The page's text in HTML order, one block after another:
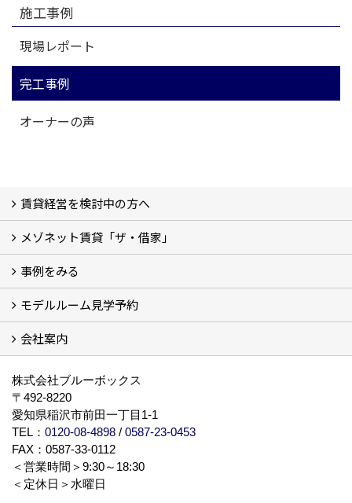
施工事例
現場レポート
完工事例
オーナーの声
賃貸経営を検討中の方へ
私たちの考え方
賃貸経営の成功学
様々な無料サービス
相続税とは
よくあるご質問
メゾネット賃貸「ザ・借家」
ザ・借家について詳しく知る (2)
事例をみる
建設中の現場レポート
完成した建物を見てみる
オーナーの声
モデルルーム見学予約
モデルルーム見学予約
会社案内
株式会社ブルーボックス
〒492-8220
愛知県稲沢市前田一丁目1-1
TEL： 0120-08-4898 / 0587-23-0453
FAX：0587-33-0112
＜営業時間＞9:30～18:30
＜定休日＞水曜日